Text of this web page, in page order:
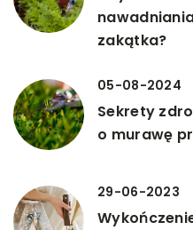
zakątka?
05-08-2024
Sekrety
o murawę
29-06-2023